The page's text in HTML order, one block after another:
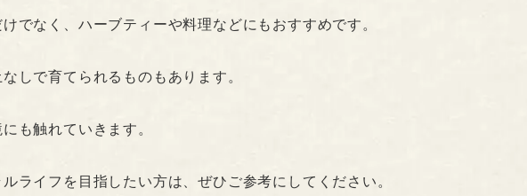
でなく、ハーブティーや料理などにもおすすめです。
しで育てられるものもあります。
も触れていきます。
ライフを目指したい方は、ぜひご参考にしてください。